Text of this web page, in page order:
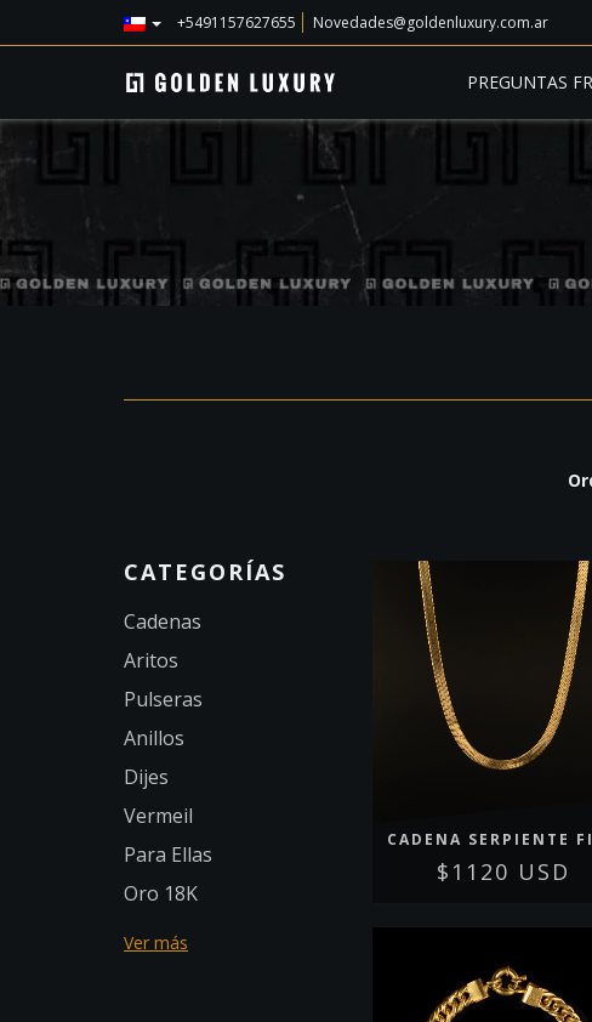
+5491157627655 Novedades@goldenluxury.com.ar
PREGUNTAS
CATEGORÍAS
Cadenas
Aritos
Pulseras
Anillos
Dijes
Vermeil
Para Ellas
Oro 18K
Ver más
CADENA SERPIENTE
$1120 USD